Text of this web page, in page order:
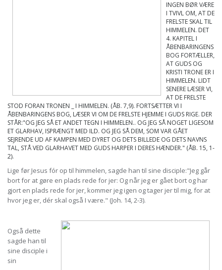
INGEN BØR VÆRE
I TVIVL OM, AT DE
FRELSTE SKAL TIL
HIMMELEN. DET
4. KAPITEL I
ÅBENBARINGENS
BOG FORTÆLLER,
AT GUDS OG
KRISTI TRONE ER I
HIMMELEN. LIDT
SENERE LÆSER VI,
AT DE FRELSTE
STOD FORAN TRONEN _ I HIMMELEN. (ÅB. 7,9). FORTSÆTTER VI I
ÅBENBARINGENS BOG, LÆSER VI OM DE FRELSTE HJEMME I GUDS RIGE. DER
STÅR:"OG JEG SÅ ET ANDET TEGN I HIMMELEN.. OG JEG SÅ NOGET LIGESOM
ET GLARHAV, ISPRÆNGT MED ILD. OG JEG SÅ DEM, SOM VAR GÅET
SEJRENDE UD AF KAMPEN MED DYRET OG DETS BILLEDE OG DETS NAVNS
TAL, STÅ VED GLARHAVET MED GUDS HARPER I DERES HÆNDER." (ÅB. 15, 1-
2).
Lige før Jesus fór op til himmelen, sagde han til sine disciple:"Jeg går
bort for at gøre en plads rede for jer: Og når jeg er gået bort og har
gjort en plads rede for jer, kommer jeg igen og tager jer til mig, for at
hvor jeg er, dér skal også I være." (Joh. 14, 2-3).
Også dette
sagde han til
sine disciple i
sin